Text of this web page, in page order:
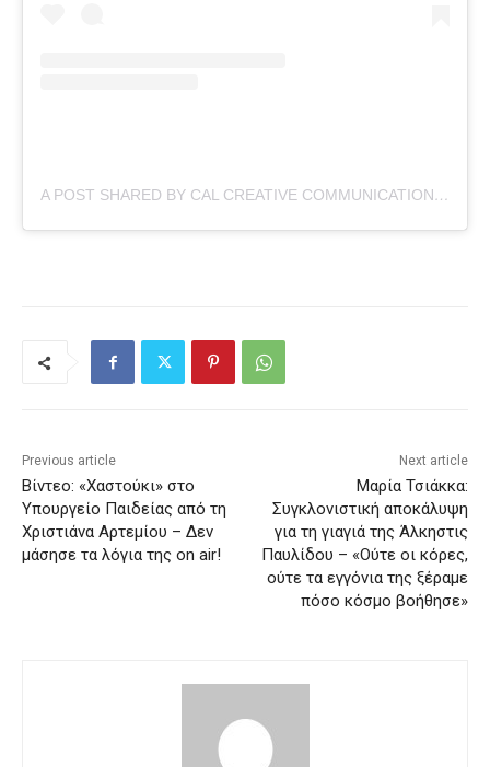
A POST SHARED BY CAL CREATIVE COMMUNICATION (@CAL_CREATIVE_COMMUNICATION)
Previous article
Βίντεο: «Χαστούκι» στο
Υπουργείο Παιδείας από τη
Χριστιάνα Αρτεμίου – Δεν
μάσησε τα λόγια της on air!
Next article
Μαρία Τσιάκκα:
Συγκλονιστική αποκάλυψη
για τη γιαγιά της Άλκηστις
Παυλίδου – «Ούτε οι κόρες,
ούτε τα εγγόνια της ξέραμε
πόσο κόσμο βοήθησε»